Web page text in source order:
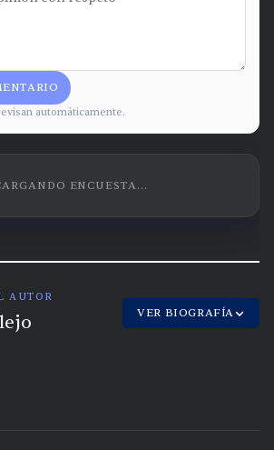
automáticamente.
ENCUESTA...
AUTOR
VER BIOGRAFÍA